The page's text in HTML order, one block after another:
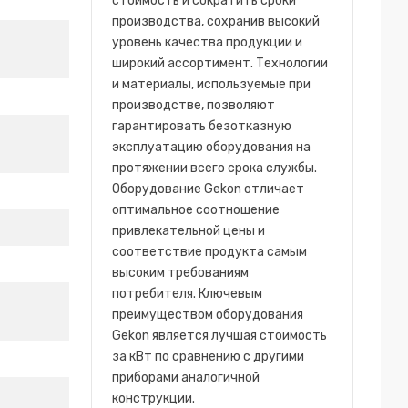
производства, сохранив высокий
уровень качества продукции и
широкий ассортимент. Технологии
и материалы, используемые при
производстве, позволяют
гарантировать безотказную
эксплуатацию оборудования на
протяжении всего срока службы.
Оборудование Gekon отличает
оптимальное соотношение
привлекательной цены и
соответствие продукта самым
высоким требованиям
потребителя. Ключевым
преимуществом оборудования
Gekon является лучшая стоимость
за кВт по сравнению с другими
приборами аналогичной
конструкции.